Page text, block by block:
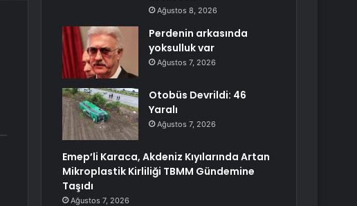
Ağustos 8, 2026
Perdenin arkasında
yoksulluk var
Ağustos 7, 2026
Otobüs Devrildi: 46
Yaralı
Ağustos 7, 2026
Emep’li Karaca, Akdeniz Kıyılarında Artan
Mikroplastik Kirliliği TBMM Gündemine
Taşıdı
Ağustos 7, 2026